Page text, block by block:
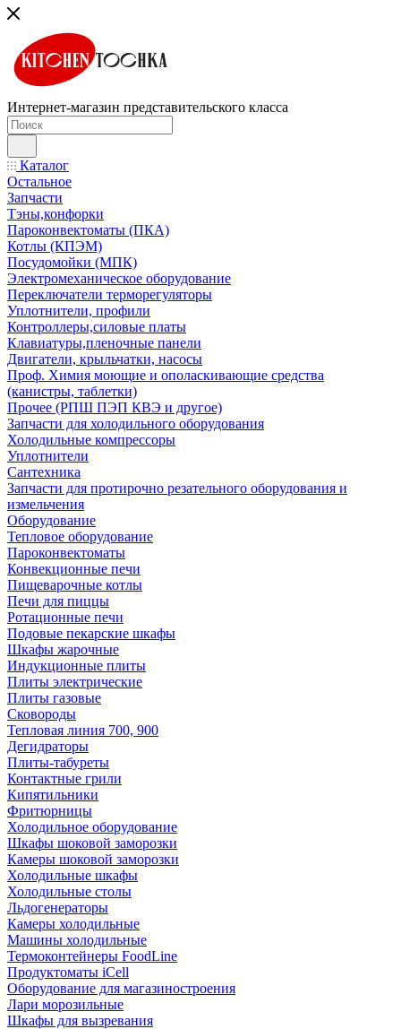
Интернет-магазин представительского класса
Каталог
Остальное
Запчасти
Тэны,конфорки
Пароконвектоматы (ПКА)
Котлы (КПЭМ)
Посудомойки (МПК)
Электромеханическое оборудование
Переключатели терморегуляторы
Уплотнители, профили
Контроллеры,силовые платы
Клавиатуры,пленочные панели
Двигатели, крыльчатки, насосы
Проф. Химия моющие и ополаскивающие средства
(канистры, таблетки)
Прочее (РПШ ПЭП КВЭ и другое)
Запчасти для холодильного оборудования
Холодильные компрессоры
Уплотнители
Сантехника
Запчасти для протирочно резательного оборудования и
измельчения
Оборудование
Тепловое оборудование
Пароконвектоматы
Конвекционные печи
Пищеварочные котлы
Печи для пиццы
Ротационные печи
Подовые пекарские шкафы
Шкафы жарочные
Индукционные плиты
Плиты электрические
Плиты газовые
Сковороды
Тепловая линия 700, 900
Дегидраторы
Плиты-табуреты
Контактные грили
Кипятильники
Фритюрницы
Холодильное оборудование
Шкафы шоковой заморозки
Камеры шоковой заморозки
Холодильные шкафы
Холодильные столы
Льдогенераторы
Камеры холодильные
Машины холодильные
Термоконтейнеры FoodLine
Продуктоматы iCell
Оборудование для магазиностроения
Лари морозильные
Шкафы для вызревания